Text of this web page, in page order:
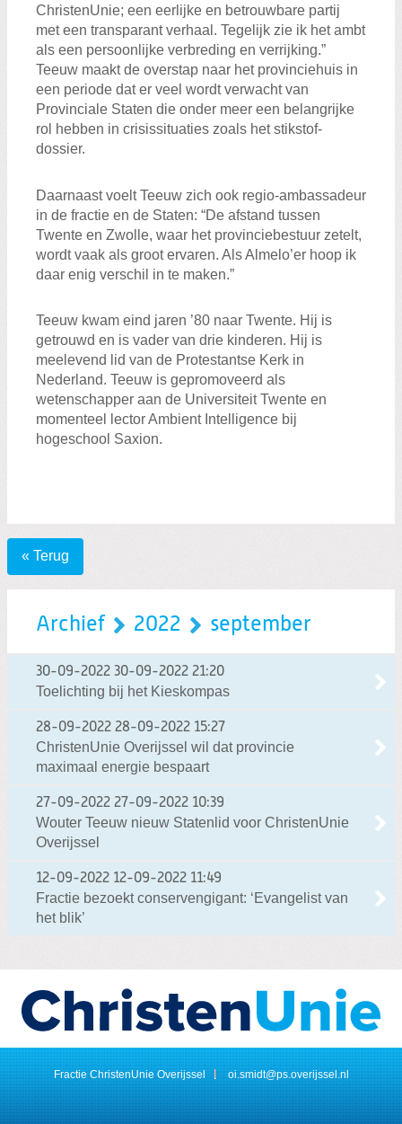
ChristenUnie; een eerlijke en betrouwbare partij
met een transparant verhaal. Tegelijk zie ik het ambt
als een persoonlijke verbreding en verrijking.”
Teeuw maakt de overstap naar het provinciehuis in
een periode dat er veel wordt verwacht van
Provinciale Staten die onder meer een belangrijke
rol hebben in crisissituaties zoals het stikstof-
dossier.
Daarnaast voelt Teeuw zich ook regio-ambassadeur
in de fractie en de Staten: “De afstand tussen
Twente en Zwolle, waar het provinciebestuur zetelt,
wordt vaak als groot ervaren. Als Almelo’er hoop ik
daar enig verschil in te maken.”
Teeuw kwam eind jaren ’80 naar Twente. Hij is
getrouwd en is vader van drie kinderen. Hij is
meelevend lid van de Protestantse Kerk in
Nederland. Teeuw is gepromoveerd als
wetenschapper aan de Universiteit Twente en
momenteel lector Ambient Intelligence bij
hogeschool Saxion.
« Terug
Archief 2022 september
30-09-2022 30-09-2022 21:20
Toelichting bij het Kieskompas
28-09-2022 28-09-2022 15:27
ChristenUnie Overijssel wil dat provincie
maximaal energie bespaart
27-09-2022 27-09-2022 10:39
Wouter Teeuw nieuw Statenlid voor ChristenUnie
Overijssel
12-09-2022 12-09-2022 11:49
Fractie bezoekt conservengigant: ‘Evangelist van
het blik’
Fractie ChristenUnie Overijssel oi.smidt@ps.overijssel.nl